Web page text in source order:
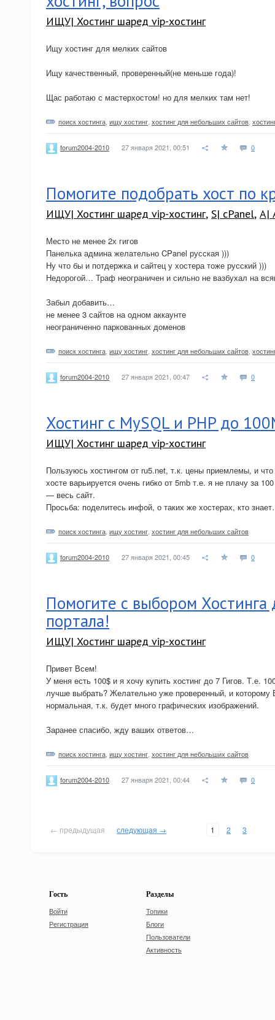
ИЩУ| Хостинг шаред vip-хостинг
Ищу хостинг для мелких сайтов
Ищу качественный, проверенный(не меньше года)!
Щас работаю с мастерхостом! но для мелких там нет!
поиск хостинга ищу хостинг хостинг для небольших сайтов
forum2004-2010 27 января 2021, 00:51 0
Помогите подобрать хост по
ИЩУ| Хостинг шаред vip-хостинг, S| cPanel, A|
Место не менее 2х гигов
Панелька админа желательно CPanel русская )))
Ну что бы и потдержка и сайтец у хостера тоже русский )))
Недорогой… Траф неограничен и сильно не вазбухал на
Забыл добавить…
не менее 3 сайтов на одном аккаунте
неограниченно паркованных доменов
поиск хостинга ищу хостинг хостинг для небольших сайтов
forum2004-2010 27 января 2021, 00:47 0
Хостинг с MySQL и PHP до
ИЩУ| Хостинг шаред vip-хостинг
Пользуюсь хостингом от ru5.net, т.к. цены приемлемы, и
хосте варьируется очень гибко от 5mb т.е. я не плачу за
— весь сайт.
Просьба: поделитесь инфой, о таких же хостерах, кто
поиск хостинга ищу хостинг хостинг для небольших сайтов
forum2004-2010 27 января 2021, 00:45 0
Помогите с выбором Хостинга
портала!
ИЩУ| Хостинг шаред vip-хостинг
Привет Всем!
У меня есть 100$ и я хочу купить хостинг до 7 Гигов. Т.е.
лучше выбрать? Желательно уже проверенный, и
нормальная, т.к. будет много графических изображений.
Заранее спасибо, жду ваших ответов…
поиск хостинга ищу хостинг хостинг для небольших сайтов
forum2004-2010 27 января 2021, 00:44 0
← предыдущая следующая → 1 2 3
Гость
Войти
Регистрация
Разделы
Топики
Блоги
Пользователи
Активность